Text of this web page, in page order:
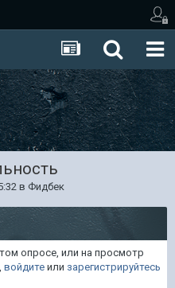
в Фидбек
опросе, или на просмотр
войдите или зарегистрируйтесь